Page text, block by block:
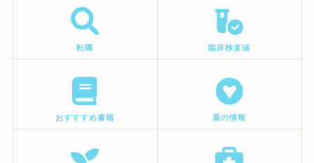
転職 臨床検査値
おすすすめ書籍 薬の情報